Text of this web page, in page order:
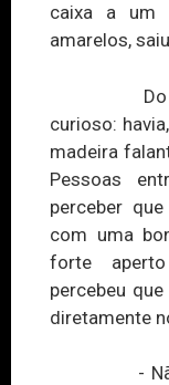
caixa a um
amarelos,
Do lado
curioso:
madeira
Pessoas
perceber
com uma
forte
percebeu
diretamente
- Não se